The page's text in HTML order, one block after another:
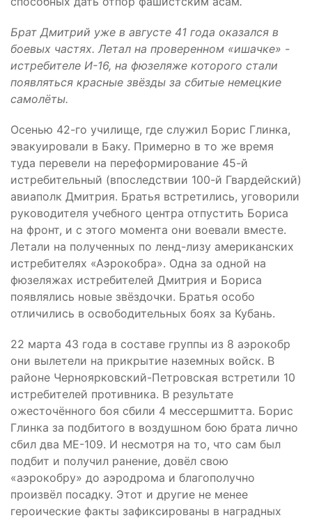
Брат Дмитрий уже в августе 41 года оказался в
боевых частях. Летал на проверенном «ишачке» -
истребителе И-16, на фюзеляже которого стали
появляться красные звёзды за сбитые немецкие
самолёты.
Осенью 42-го училище, где служил Борис Глинка,
эвакуировали в Баку. Примерно в то же время
туда перевели на переформирование 45-й
истребительный (впоследствии 100-й Гвардейский)
авиаполк Дмитрия. Братья встретились, уговорили
руководителя учебного центра отпустить Бориса
на фронт, и с этого момента они воевали вместе.
Летали на полученных по ленд-лизу американских
истребителях «Аэрокобра». Одна за одной на
фюзеляжах истребителей Дмитрия и Бориса
появлялись новые звёздочки. Братья особо
отличились в освободительных боях за Кубань.
22 марта 43 года в составе группы из 8 аэрокобр
они вылетели на прикрытие наземных войск. В
районе Черноярковский-Петровская встретили 10
истребителей противника. В результате
ожесточённого боя сбили 4 мессершмитта. Борис
Глинка за подбитого в воздушном бою брата лично
сбил два МЕ-109. И несмотря на то, что сам был
подбит и получил ранение, довёл свою
«аэрокобру» до аэродрома и благополучно
произвёл посадку. Этот и другие не менее
героические факты зафиксированы в наградных